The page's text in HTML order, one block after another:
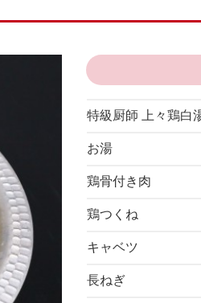
特級厨師 上々鶏白
お湯
鶏骨付き肉
鶏つくね
キャベツ
長ねぎ